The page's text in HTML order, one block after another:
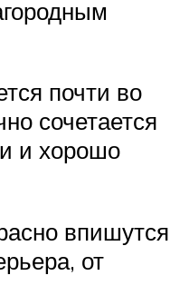
почти во
сочетается
и хорошо
впишутся
от